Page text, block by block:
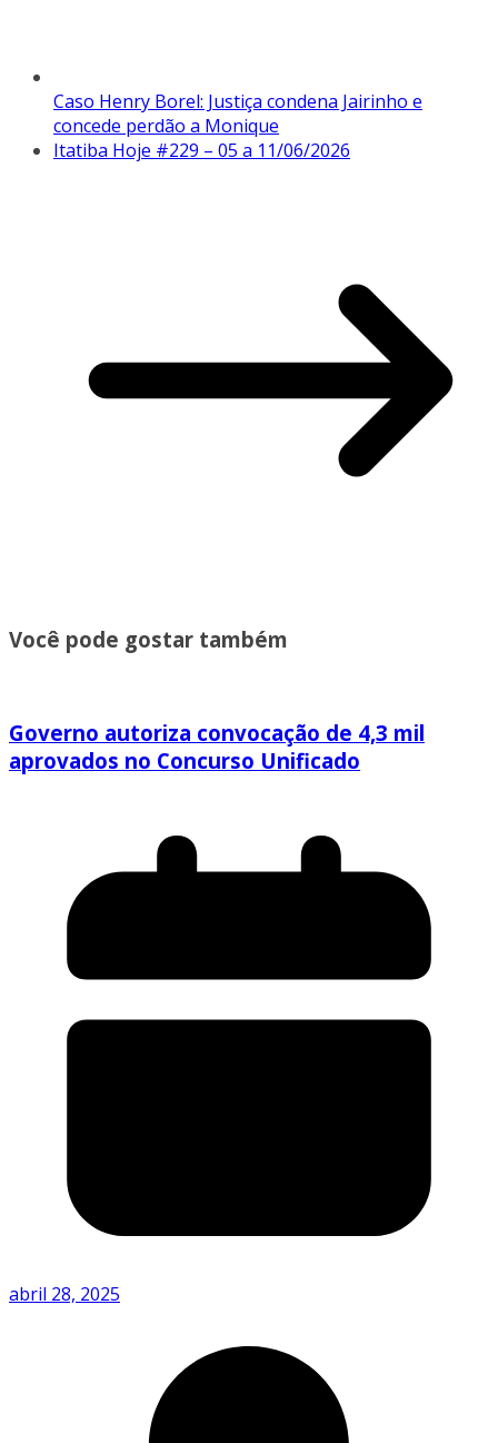
Caso Henry Borel: Justiça condena Jairinho e
concede perdão a Monique
Itatiba Hoje #229 – 05 a 11/06/2026
Você pode gostar também
Governo autoriza convocação de 4,3 mil
aprovados no Concurso Unificado
abril 28, 2025